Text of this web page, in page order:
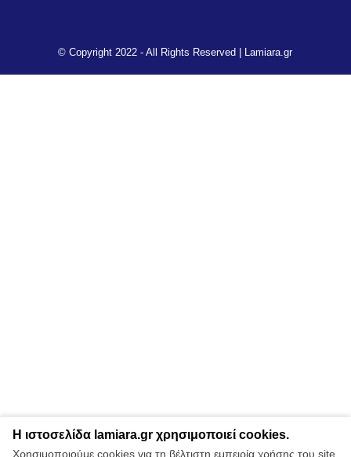
© Copyright 2022 - All Rights Reserved | Lamiara.gr
Η ιστοσελίδα lamiara.gr χρησιμοποιεί cookies.
Χρησιμοποιούμε cookies για τη βέλτιστη εμπειρία χρήσης του site.